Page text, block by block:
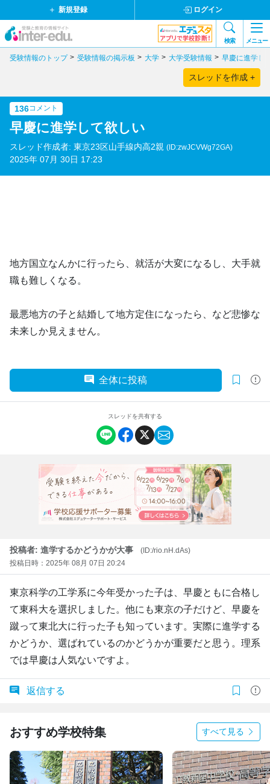
新規登録 ログイン
検索 メニュー
受験情報のトップ 受験情報の掲示板 大学 大学受験情報 早慶に進学し
スレッドを作成 +
136コメント
早慶に進学して欲しい
スレッド作成者: 東京23区山手線内高2親 (ID:zwJCVWg72GA)
2025年 07月 30日 17:23
地方国立なんかに行ったら、就活が大変になるし、大手就
職も難しくなる。
最悪地方の子と結婚して地方定住になったら、など悲惨な
未来しか見えません。
全体に投稿
スレッドを共有する
投稿者: 進学するかどうかが大事
(ID:/rio.nH.dAs)
投稿日時：2025年 08月 07日 20:24
東京科学の工学系に今年受かった子は、早慶ともに合格し
て東科大を選択しました。他にも東京の子だけど、早慶を
蹴って東北大に行った子も知っています。実際に進学する
かどうか、選ばれているのかどうかが重要だと思う。理系
では早慶は人気ないですよ。
返信する
おすすめ学校特集 すべて見る